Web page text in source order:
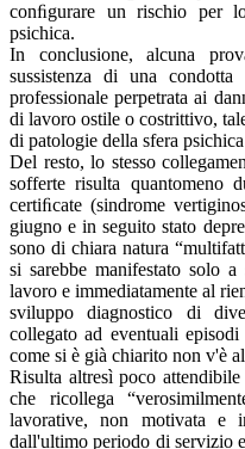
conﬁgurare un rischio per
psichica.
In conclusione, alcuna
sussistenza di una
professionale perpetrata ai
di lavoro ostile o costrittivo,
di patologie della sfera
Del resto, lo stesso
sofferte risulta quantomeno
certiﬁcate (sindrome
giugno e in seguito stato
sono di chiara natura
si sarebbe manifestato solo
lavoro e immediatamente al
sviluppo diagnostico di
collegato ad eventuali
come si è già chiarito non v'è
Risulta altresì poco
che ricollega
lavorative, non motivata e
dall'ultimo periodo di servizio